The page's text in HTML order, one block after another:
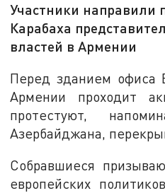
Участники направили
Карабаха
властей в Армении
Перед зданием офиса
Армении проходит
протестуют,
Азербайджана,
Собравшиеся
европейских